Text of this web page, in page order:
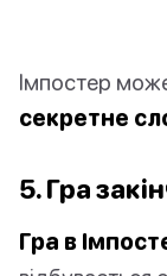
Імпостер
секретне
5. Гра
Гра в